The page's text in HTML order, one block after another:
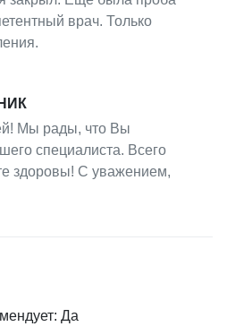
врач. Только
Мы рады, что Вы
специалиста. Всего
здоровы! С уважением,
Да